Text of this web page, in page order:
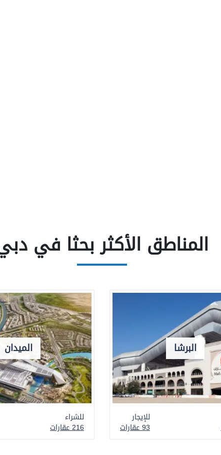
المناطق الأكثر بحثا في
البرشا
للإيجار
93 عقارات
الميدان
للشراء
216 عقارات